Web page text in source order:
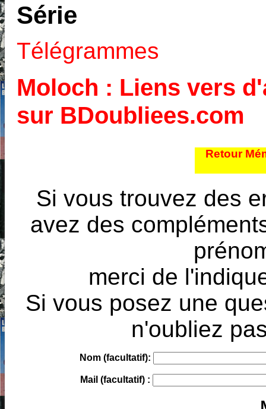
Série
Télégrammes
Moloch : Liens vers
sur BDoubliees.com
Retour
Si vous trouvez des
avez des
merci de
Si vous posez une
n'oubliez
Nom (facultatif):
Mail (facultatif) :